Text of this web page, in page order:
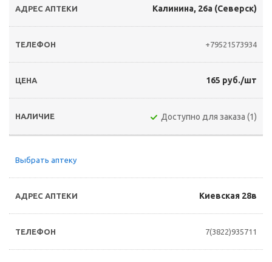
Калинина, 26а (Северск)
+79521573934
165 руб./шт
Доступно для заказа (1)
Выбрать аптеку
Киевская 28в
7(3822)935711